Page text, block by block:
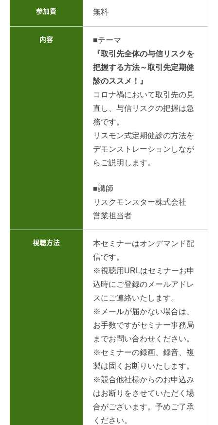
参加費 無料
内容
■テーマ
『取引先全体の与信リスクを
把握する方法～取引先定期健
診のススメ！』
コロナ禍において取引先の見
直し、与信リスクの把握は急
務です。
リスモン式定期健診の方法を
デモンストレーションしなが
らご説明します。
■講師
リスクモンスター株式会社
営業担当者
視聴方法
本セミナーはオンデマンド配
信です。
※視聴用URLはセミナーお申
込時にご登録のメールアドレ
スにご連絡いたします。
※メールが届かない場合は、
お手数ですがセミナー事務局
までお問い合わせください。
※セミナーの録画、録音、複
製は固くお断りいたします。
※競合他社様からのお申込み
はお断りをさせていただく場
合がございます。予めご了承
ください。